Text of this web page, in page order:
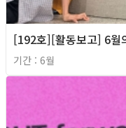
[192호][활동보고] 6월
기간 : 6월